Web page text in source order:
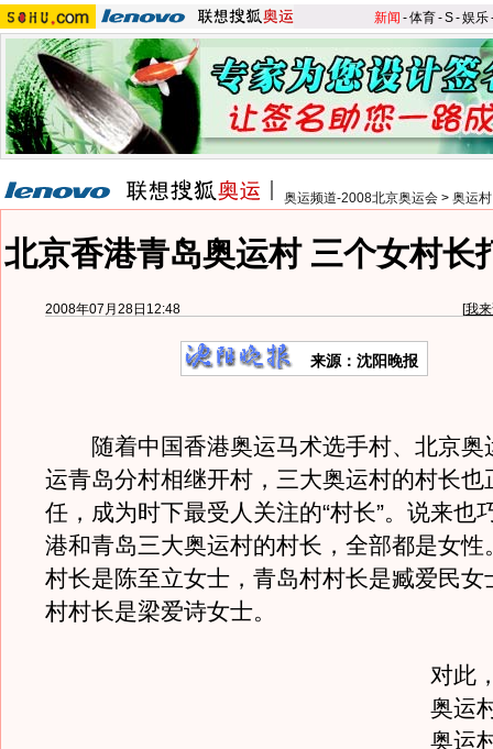
新闻 -体育-S-娱乐
奥运频道-2008北京奥运会 > 奥运村
北京香港青岛奥运村 三个女村长
2008年07月28日12:48 [我
来源：沈阳晚报
随着中国香港奥运马术选手村、北京奥
运青岛分村相继开村，三大奥运村的村长也
任，成为时下最受人关注的“村长”。说来也
港和青岛三大奥运村的村长，全部都是女性
村长是陈至立女士，青岛村村长是臧爱民女
村村长是梁爱诗女士。
对此
奥运
奥运